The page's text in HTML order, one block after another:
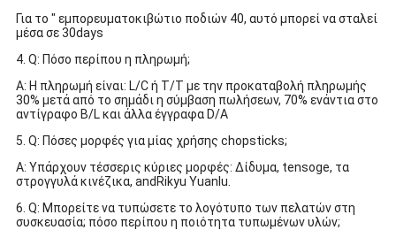
Για το " εμπορευματοκιβώτιο ποδιών 40, αυτό μπορεί να σταλεί
μέσα σε 30days
4. Q: Πόσο περίπου η πληρωμή;
Α: Η πληρωμή είναι: L/C ή T/T με την προκαταβολή πληρωμής
30% μετά από το σημάδι η σύμβαση πωλήσεων, 70% ενάντια στο
αντίγραφο B/L και άλλα έγγραφα D/A
5. Q: Πόσες μορφές για μίας χρήσης chopsticks;
Α: Υπάρχουν τέσσερις κύριες μορφές: Δίδυμα, tensoge, τα
στρογγυλά κινέζικα, andRikyu Yuanlu.
6. Q: Μπορείτε να τυπώσετε το λογότυπο των πελατών στη
συσκευασία; πόσο περίπου η ποιότητα τυπωμένων υλών;